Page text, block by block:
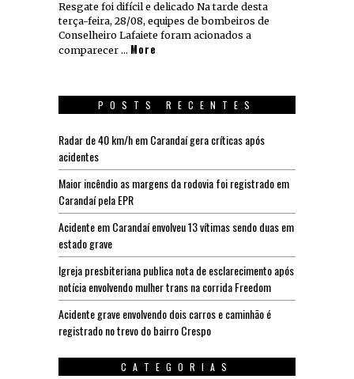
Resgate foi difícil e delicado Na tarde desta
terça-feira, 28/08, equipes de bombeiros de
Conselheiro Lafaiete foram acionados a
comparecer … More
POSTS RECENTES
Radar de 40 km/h em Carandaí gera críticas após
acidentes
Maior incêndio as margens da rodovia foi registrado em
Carandaí pela EPR
Acidente em Carandaí envolveu 13 vítimas sendo duas em
estado grave
Igreja presbiteriana publica nota de esclarecimento após
notícia envolvendo mulher trans na corrida Freedom
Acidente grave envolvendo dois carros e caminhão é
registrado no trevo do bairro Crespo
CATEGORIAS